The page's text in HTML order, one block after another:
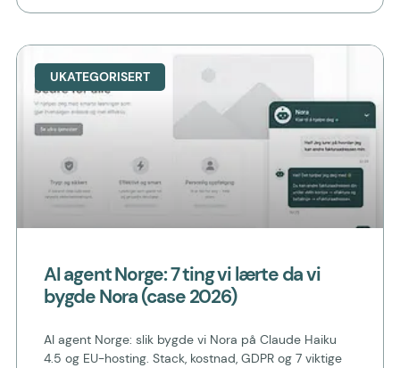
UKATEGORISERT
AI agent Norge: 7 ting vi lærte da vi
bygde Nora (case 2026)
AI agent Norge: slik bygde vi Nora på Claude Haiku
4.5 og EU-hosting. Stack, kostnad, GDPR og 7 viktige